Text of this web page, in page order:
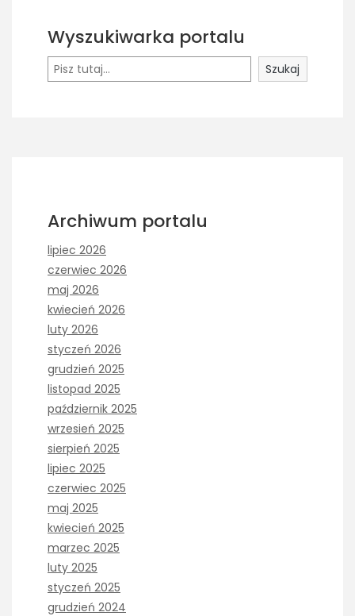
Wyszukiwarka portalu
Szukaj Szukaj
Archiwum portalu
lipiec 2026
czerwiec 2026
maj 2026
kwiecień 2026
luty 2026
styczeń 2026
grudzień 2025
listopad 2025
październik 2025
wrzesień 2025
sierpień 2025
lipiec 2025
czerwiec 2025
maj 2025
kwiecień 2025
marzec 2025
luty 2025
styczeń 2025
grudzień 2024